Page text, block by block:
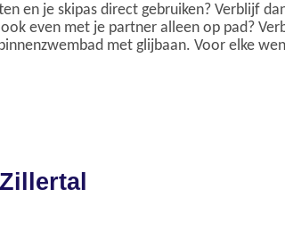
en je skipas direct gebruiken? Verblijf
even met je partner alleen op pad?
met glijbaan. Voor elke